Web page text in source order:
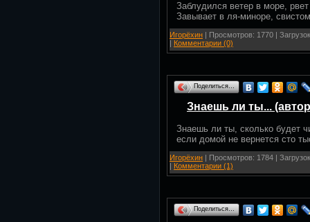
Заблудился ветер в море,
Завывает в ля-миноре,
Игорёхин | Просмотров: 1770 |
| Комментарии (0)
Поделиться…
Знаешь ли ты...
Знаешь ли ты, сколько будет
если домой не вернется сто
Игорёхин | Просмотров: 1784 |
| Комментарии (1)
Поделиться…